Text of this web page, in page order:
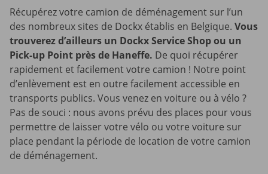
Récupérez votre camion de déménagement sur l’un
des nombreux sites de Dockx établis en Belgique. Vous
trouverez d’ailleurs un Dockx Service Shop ou un
Pick-up Point près de Haneffe. De quoi récupérer
rapidement et facilement votre camion ! Notre point
d’enlèvement est en outre facilement accessible en
transports publics. Vous venez en voiture ou à vélo ?
Pas de souci : nous avons prévu des places pour vous
permettre de laisser votre vélo ou votre voiture sur
place pendant la période de location de votre camion
de déménagement.